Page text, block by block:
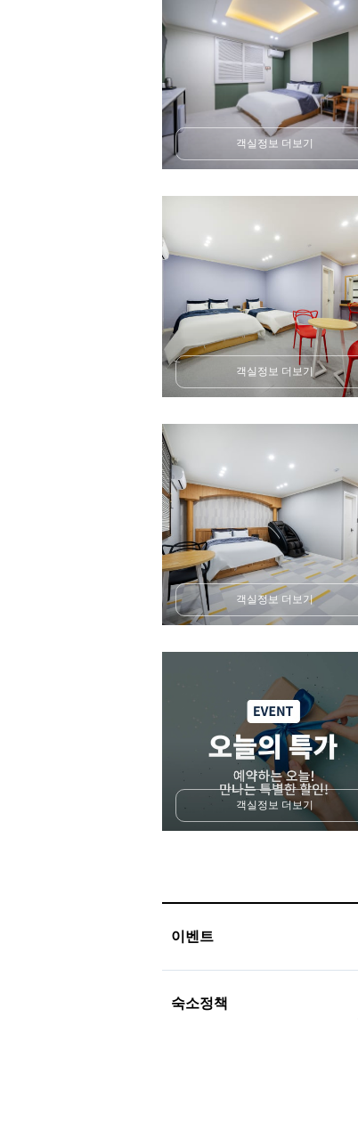
객실정보 더보기
객실정보 더보기
객실정보 더보기
객실정보 더보기
이벤트
숙소정책